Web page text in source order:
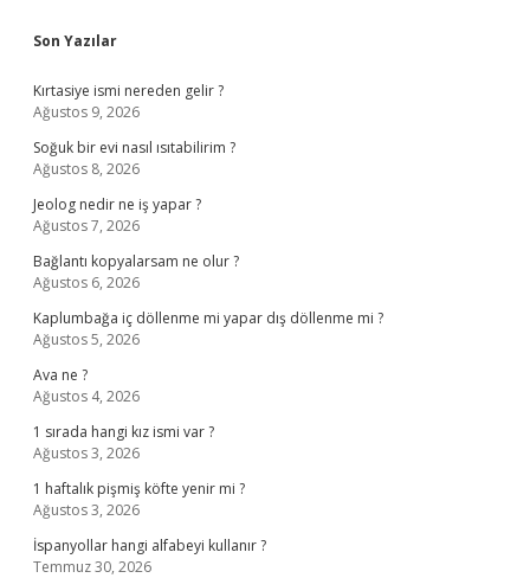
Sidebar
Son Yazılar
Kırtasiye ismi nereden gelir ?
Ağustos 9, 2026
Soğuk bir evi nasıl ısıtabilirim ?
Ağustos 8, 2026
Jeolog nedir ne iş yapar ?
Ağustos 7, 2026
Bağlantı kopyalarsam ne olur ?
Ağustos 6, 2026
Kaplumbağa iç döllenme mi yapar dış döllenme mi ?
Ağustos 5, 2026
Ava ne ?
Ağustos 4, 2026
1 sırada hangi kız ismi var ?
Ağustos 3, 2026
1 haftalık pişmiş köfte yenir mi ?
Ağustos 3, 2026
İspanyollar hangi alfabeyi kullanır ?
Temmuz 30, 2026